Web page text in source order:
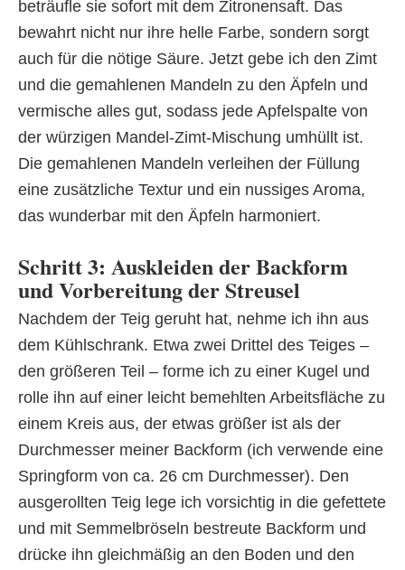
beträufle sie sofort mit dem Zitronensaft. Das
bewahrt nicht nur ihre helle Farbe, sondern sorgt
auch für die nötige Säure. Jetzt gebe ich den Zimt
und die gemahlenen Mandeln zu den Äpfeln und
vermische alles gut, sodass jede Apfelspalte von
der würzigen Mandel-Zimt-Mischung umhüllt ist.
Die gemahlenen Mandeln verleihen der Füllung
eine zusätzliche Textur und ein nussiges Aroma,
das wunderbar mit den Äpfeln harmoniert.
Schritt 3: Auskleiden der Backform
und Vorbereitung der Streusel
Nachdem der Teig geruht hat, nehme ich ihn aus
dem Kühlschrank. Etwa zwei Drittel des Teiges –
den größeren Teil – forme ich zu einer Kugel und
rolle ihn auf einer leicht bemehlten Arbeitsfläche zu
einem Kreis aus, der etwas größer ist als der
Durchmesser meiner Backform (ich verwende eine
Springform von ca. 26 cm Durchmesser). Den
ausgerollten Teig lege ich vorsichtig in die gefettete
und mit Semmelbröseln bestreute Backform und
drücke ihn gleichmäßig an den Boden und den